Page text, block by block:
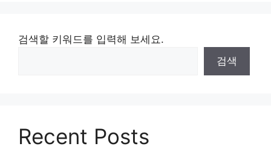
검색할 키워드를 입력해 보세요.
검색
Recent Posts